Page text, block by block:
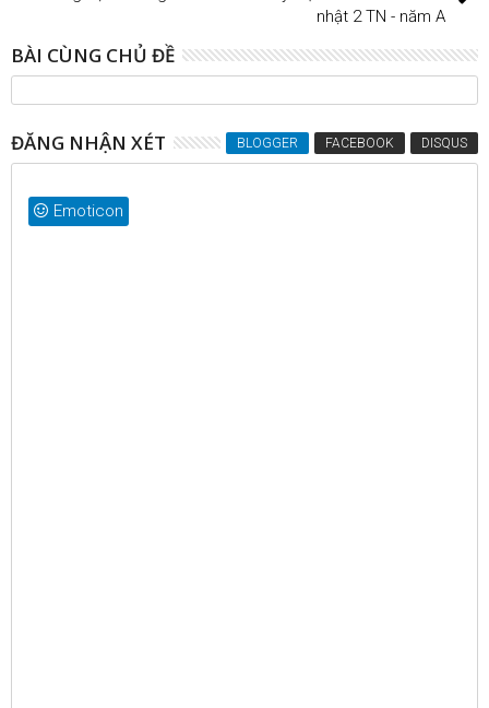
nhật 2 TN - năm A
BÀI CÙNG CHỦ ĐỀ
ĐĂNG NHẬN XÉT BLOGGER FACEBOOK DISQUS
Emoticon